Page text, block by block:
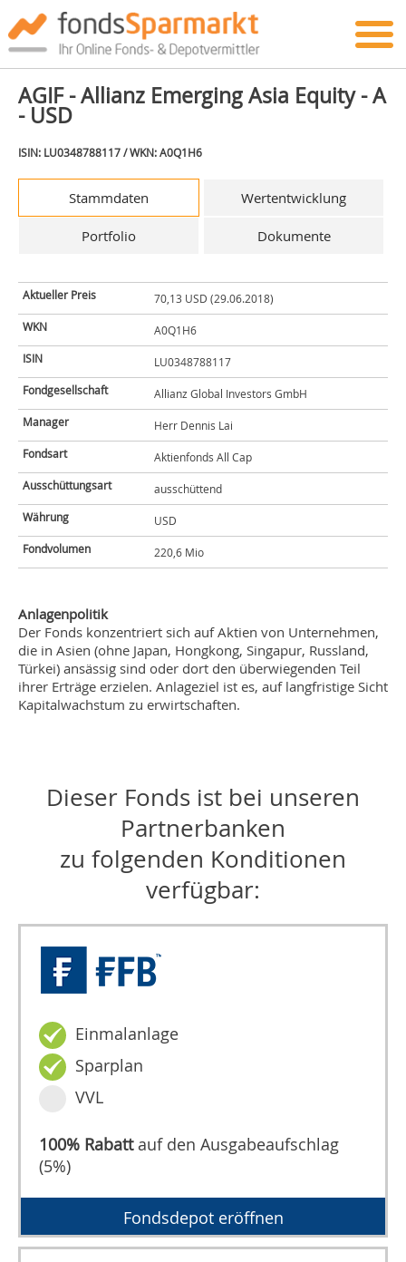
AGIF - Allianz Emerging Asia Equity - A
- USD
ISIN: LU0348788117 / WKN: A0Q1H6
Stammdaten Wertentwicklung
Portfolio Dokumente
Aktueller Preis
70,13 USD (29.06.2018)
WKN
A0Q1H6
ISIN
LU0348788117
Fondgesellschaft
Allianz Global Investors GmbH
Manager
Herr Dennis Lai
Fondsart
Aktienfonds All Cap
Ausschüttungsart
ausschüttend
Währung
USD
Fondvolumen
220,6 Mio
Anlagenpolitik
Der Fonds konzentriert sich auf Aktien von Unternehmen,
die in Asien (ohne Japan, Hongkong, Singapur, Russland,
Türkei) ansässig sind oder dort den überwiegenden Teil
ihrer Erträge erzielen. Anlageziel ist es, auf langfristige Sicht
Kapitalwachstum zu erwirtschaften.
Dieser Fonds ist bei unseren
Partnerbanken
zu folgenden Konditionen
verfügbar:
Einmalanlage
Sparplan
VVL
100% Rabattauf den Ausgabeaufschlag
(5%)
Fondsdepot eröffnen